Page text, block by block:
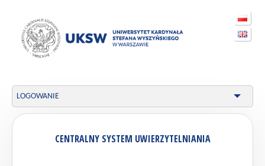
LOGOWANIE
CENTRALNY SYSTEM UWIERZYTELNIANIA